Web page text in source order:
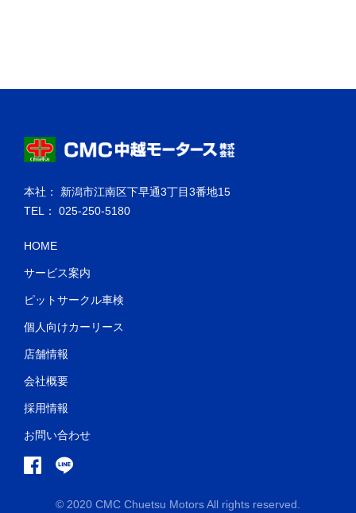
本社： 新潟市江南区下早通3丁目3番地15
TEL： 025-250-5180
© 2020 CMC Chuetsu Motors All rights reserved.
HOME
サービス案内
ピットサークル車検
個人向けカーリース
店舗情報
会社概要
採用情報
お問い合わせ